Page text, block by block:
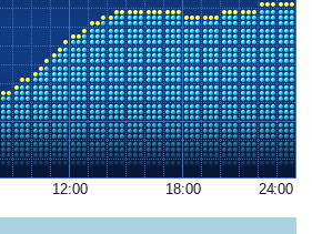
12:00 18:00 24:00